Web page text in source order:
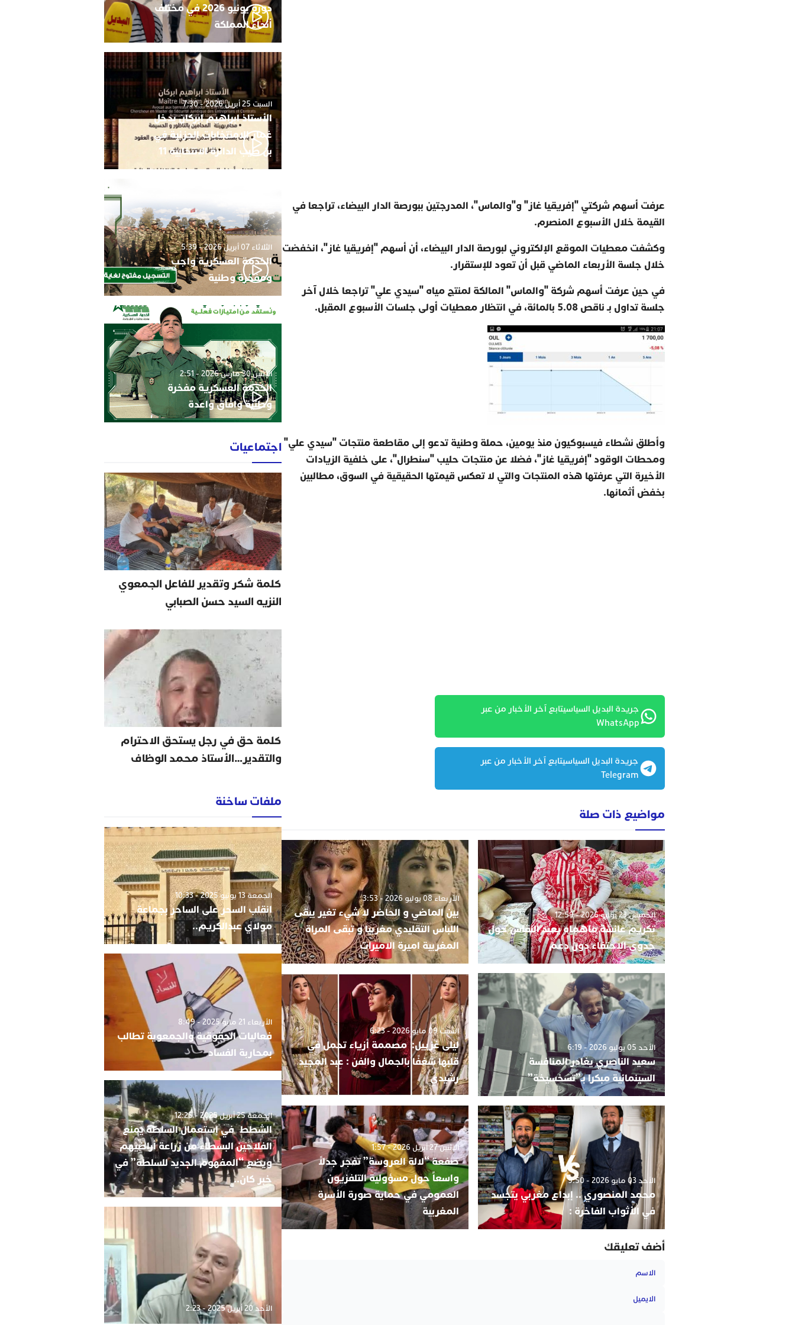
عرفت أسهم شركتي "إفريقيا غاز" و"والماس"، المدرجتين ببورصة الدار البيضاء، تراجعا في
القيمة خلال الأسبوع المنصرم.
وكشفت معطيات الموقع الإلكتروني لبورصة الدار البيضاء، أن أسهم "إفريقيا غاز"، انخفضت
خلال جلسة الأربعاء الماضي قبل أن تعود للإستقرار.
في حين عرفت أسهم شركة "والماس" المالكة لمنتج مياه "سيدي علي" تراجعا خلال آخر
جلسة تداول بـ ناقص 5.08 بالمائة، في انتظار معطيات أولى جلسات الأسبوع المقبل.
وأطلق نشطاء فيسبوكيون منذ يومين، حملة وطنية تدعو إلى مقاطعة منتجات "سيدي علي"
ومحطات الوقود "إفريقيا غاز"، فضلا عن منتجات حليب "سنطرال"، على خلفية الزيادات
الأخيرة التي عرفتها هذه المنتجات والتي لا تعكس قيمتها الحقيقية في السوق، مطالبين
بخفض أثمانها.
جريدة البديل السياسيتابع آخر الأخبار من عبر
WhatsApp
جريدة البديل السياسيتابع آخر الأخبار من عبر
Telegram
مواضيع ذات صلة
الخميس 23 يوليو 2026 - 12:59
تكريم عائشة ماهماه يعيد النقاش حول
جدوى الاحتفاء دون دعم
الأربعاء 08 يوليو 2026 - 3:53
بين الماضي و الحاضر لا شيء تغير يبقی
اللباس التقليدي مغربيا و تبقی المراة
المغربية اميرة الاميرات
الأحد 05 يوليو 2026 - 6:19
سعيد الناصري يغادر المنافسة
السينمائية مبكرا بـ”تسخسيخة”
السبت 09 مايو 2026 - 6:23
ليلى غزييل: مصممة أزياء تحمل في
قلبها شغفًا بالجمال والفن : عبد المجيد
رشيدي
الأحد 03 مايو 2026 - 9:50
محمد المنصوري .. إبداع مغربي يتجسد
في الأثواب الفاخرة :
الإثنين 27 أبريل 2026 - 1:57
صفعة “لالة العروسة” تفجر جدلاً
واسعاً حول مسؤولية التلفزيون
العمومي في حماية صورة الأسرة
المغربية
أضف تعليقك
دورة يونيو 2026 في مختلف
أنحاء المملكة
السبت 25 أبريل 2026 - 7:30
الأستاذ ابراهيم ابركان يدخل
غمار الامنتخابات الجزئية في
بن طيب الدائرة الانتخابية 11
الثلاثاء 07 أبريل 2026 - 5:39
الخدمة العسكرية واجب
ومفخرة وطنية
الإثنين 30 مارس 2026 - 2:51
الخدمة العسكرية مفخرة
وطنية وافاق واعدة
اجتماعيات
كلمة شكر وتقدير للفاعل الجمعوي
النزيه السيد حسن الصبابي
كلمة حق في رجل يستحق الاحترام
والتقدير…الأستاذ محمد الوظاف
ملفات ساخنة
الجمعة 13 يونيو 2025 - 10:33
انقلب السحر على الساحر بجماعة
مولاي عبدالكريم..
الأربعاء 21 مايو 2025 - 8:49
فعاليات الحقوقية والجمعوية تطالب
بمحاربة الفساد
الجمعة 25 أبريل 2025 - 12:25
الشطط في استعمال السلطة يمنع
الفلاحين البسطاء من زراعة أراضيهم
ويضع “المفهوم الجديد للسلطة” في
خبر كان..
الأحد 20 أبريل 2025 - 2:23